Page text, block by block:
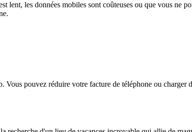
lent, les données mobiles sont coûteuses ou que vous ne
pouvez réduire votre facture de téléphone ou charger